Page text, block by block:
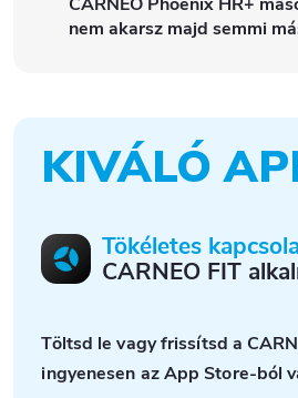
nem akarsz majd semmi
KIVÁLÓ
Tökéletes
CARNEO FIT
Töltsd le vagy frissítsd a
ingyenesen az App Store-ból